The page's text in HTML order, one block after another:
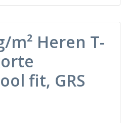
m² Heren T-
fit, GRS